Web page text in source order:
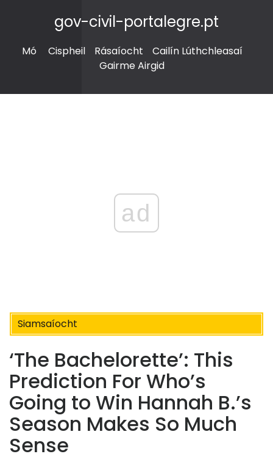
gov-civil-portalegre.pt
Mó Cispheil Rásaíocht
Cailín Lúthchleasaí
Gairme Airgid
ad
Siamsaíocht
‘The Bachelorette’: This
Prediction For Who’s
Going to Win Hannah B.’s
Season Makes So Much
Sense